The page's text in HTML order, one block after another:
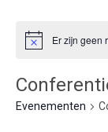
Er zijn geen
Evenementen